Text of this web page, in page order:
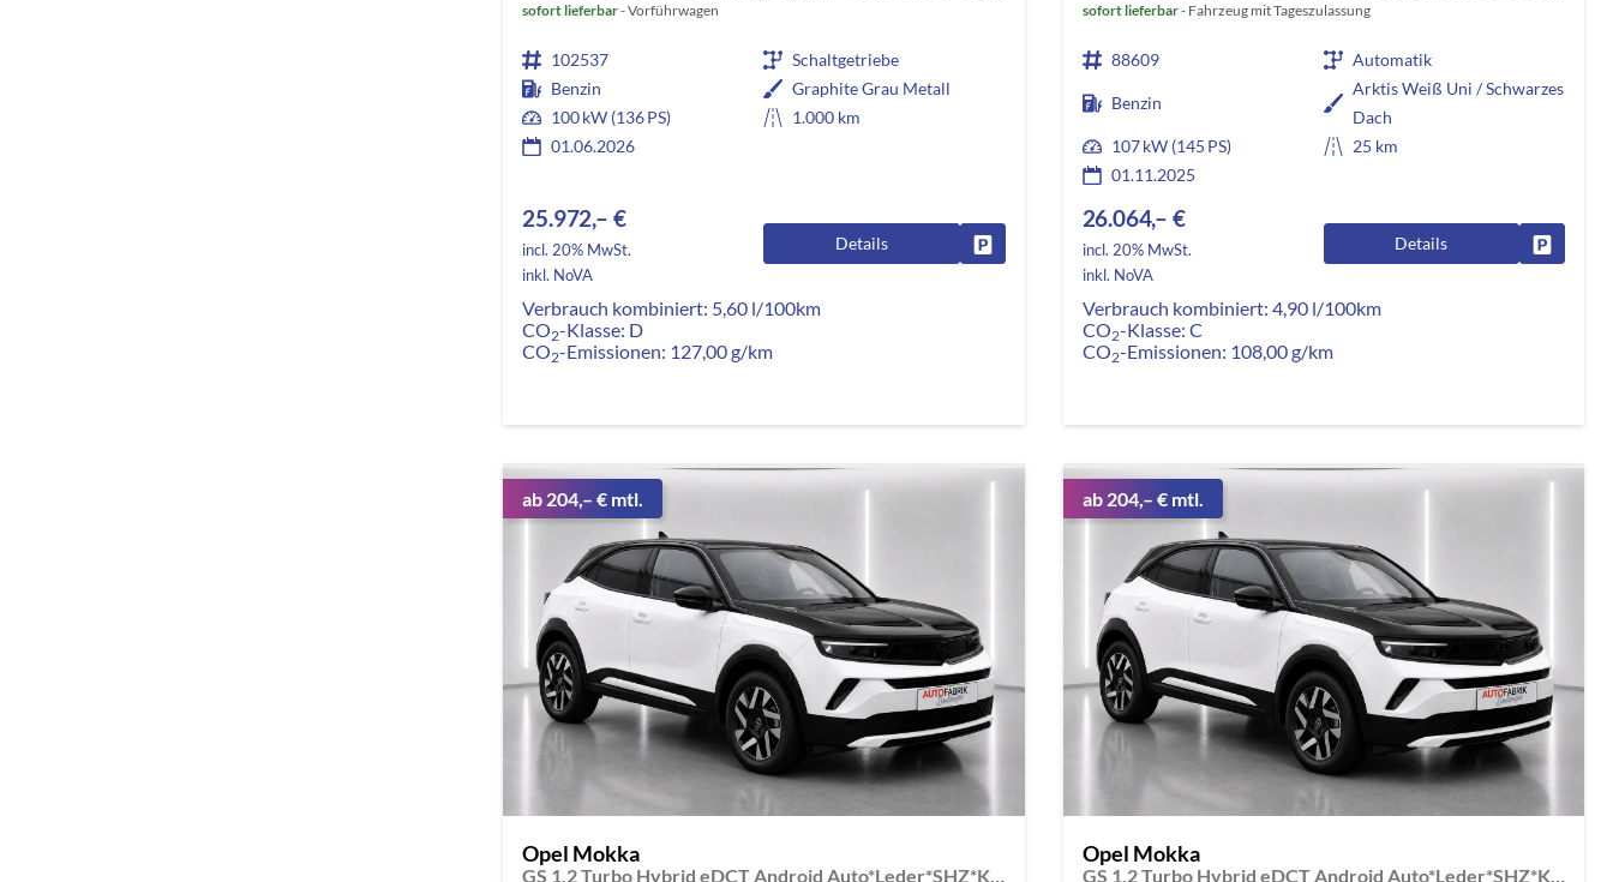
sofort lieferbar Vorführwagen
102537
Schaltgetriebe
Benzin
Graphite Grau Metall
100 kW (136 PS)
1.000 km
01.06.2026
25.972,– €
incl. 20% MwSt.
inkl. NoVA
Details Fahrzeug parken
Verbrauch kombiniert: 5,60 l/100km
CO2-Klasse: D
CO2-Emissionen: 127,00 g/km
sofort lieferbar Fahrzeug mit Tageszulassung
88609 Automatik
Benzin
Arktis Weiß Uni / Schwarzes
Dach
107 kW (145 PS)
25 km
01.11.2025
26.064,– €
incl. 20% MwSt.
inkl. NoVA
Details
Verbrauch kombiniert: 4,90 l/100km
CO2-Klasse: C
CO2-Emissionen: 108,00 g/km
ab 204,– € mtl.
Opel Mokka
GS 1.2 Turbo Hybrid eDCT Android Auto*Leder*SHZ*Kamera*Klimaauto*LED*
ab 204,– € mtl.
Opel Mokka
GS 1.2 Turbo Hybrid eDCT Android Auto*Leder*SHZ*Kamera*Klimaauto*LED*